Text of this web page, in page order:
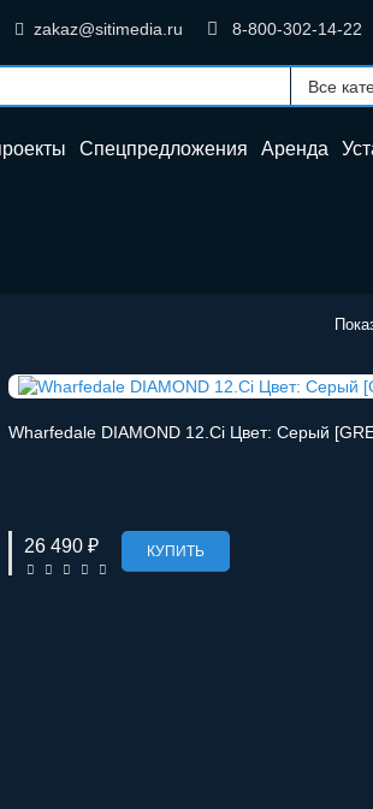
8-800-302-14-22
zakaz@sitimedia.ru
Спецпредложения Аренда
Wharfedale DIAMOND 12.Ci Цвет: Серый
26 490 ₽ КУПИТЬ